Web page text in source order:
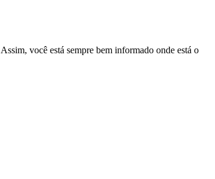
você está sempre bem informado onde está o